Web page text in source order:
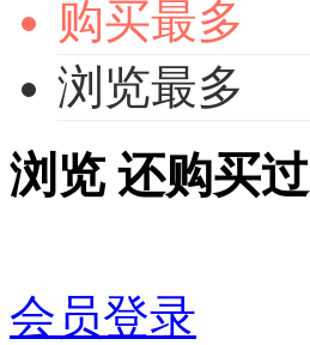
购买最多
浏览最多
浏览 还购买过
会员登录